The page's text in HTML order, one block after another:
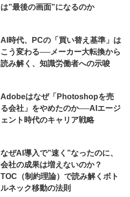
は”最後の画面”になるのか
AI時代、PCの「買い替え基準」は
こう変わる──メーカー大転換から
読み解く、知識労働者への示唆
Adobeはなぜ「Photoshopを売
る会社」をやめたのか──AIエージ
ェント時代のキャリア戦略
なぜAI導入で”速く”なったのに、
会社の成果は増えないのか？
TOC（制約理論）で読み解くボト
ルネック移動の法則